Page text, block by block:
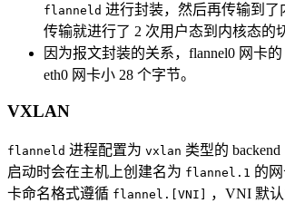
flanneld 进行封装，然后再传输到了
传输就进行了 2 次用户态到内核态的
因为报文封装的关系，flannel0 网卡
eth0 网卡小 28 个字节。
VXLAN
flanneld 进程配置为 vxlan 类型的 backend
启动时会在主机上创建名为 flannel.1 的
卡命名格式遵循 flannel.[VNI] ，VNI 默认